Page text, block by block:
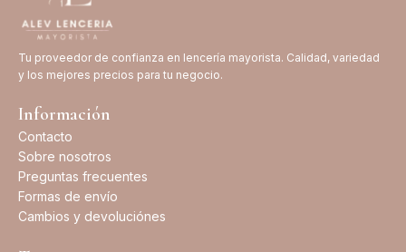
Tu proveedor de confianza en lencería mayorista. Calidad, variedad
y los mejores precios para tu negocio.
Información
Contacto
Sobre nosotros
Preguntas frecuentes
Formas de envío
Cambios y devoluciónes